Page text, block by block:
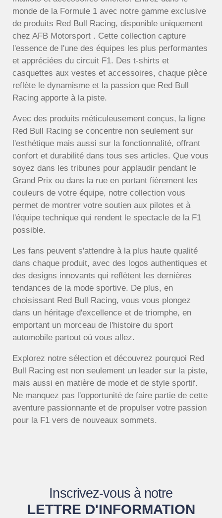
monde de la Formule 1 avec notre gamme exclusive
de produits Red Bull Racing, disponible uniquement
chez AFB Motorsport . Cette collection capture
l'essence de l'une des équipes les plus performantes
et appréciées du circuit F1. Des t-shirts et
casquettes aux vestes et accessoires, chaque pièce
reflète le dynamisme et la passion que Red Bull
Racing apporte à la piste.
Avec des produits méticuleusement conçus, la ligne
Red Bull Racing se concentre non seulement sur
l'esthétique mais aussi sur la fonctionnalité, offrant
confort et durabilité dans tous ses articles. Que vous
soyez dans les tribunes pour applaudir pendant le
Grand Prix ou dans la rue en portant fièrement les
couleurs de votre équipe, notre collection vous
permet de montrer votre soutien aux pilotes et à
l'équipe technique qui rendent le spectacle de la F1
possible.
Les fans peuvent s'attendre à la plus haute qualité
dans chaque produit, avec des logos authentiques et
des designs innovants qui reflètent les dernières
tendances de la mode sportive. De plus, en
choisissant Red Bull Racing, vous vous plongez
dans un héritage d'excellence et de triomphe, en
emportant un morceau de l'histoire du sport
automobile partout où vous allez.
Explorez notre sélection et découvrez pourquoi Red
Bull Racing est non seulement un leader sur la piste,
mais aussi en matière de mode et de style sportif.
Ne manquez pas l'opportunité de faire partie de cette
aventure passionnante et de propulser votre passion
pour la F1 vers de nouveaux sommets.
Inscrivez-vous à notre
LETTRE D'INFORMATION